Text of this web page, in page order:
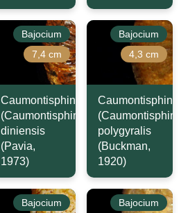
Bajocium
7,4 cm
Caumontisphinctes
(Caumontisphinctes)
diniensis
(Pavia,
1973)
Bajocium
4,3 cm
polygyralis
(Buckman,
1920)
Bajocium
Bajocium